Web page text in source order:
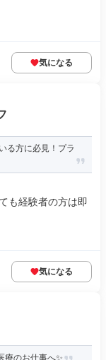
気になる
る方に必見！プラ
も経験者の方は即
気になる
のお仕事へ✨